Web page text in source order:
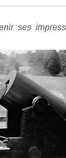
ses